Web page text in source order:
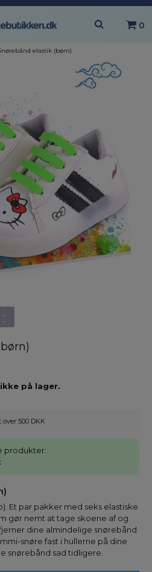
0
elastik (børn)
på lager.
500 DKK
produkter:
Et par pakker med seks elastiske
gør nemt at tage skoene af og
dine almindelige snørebånd
snøre fast i hullerne på dine
snørebånd sad tidligere.